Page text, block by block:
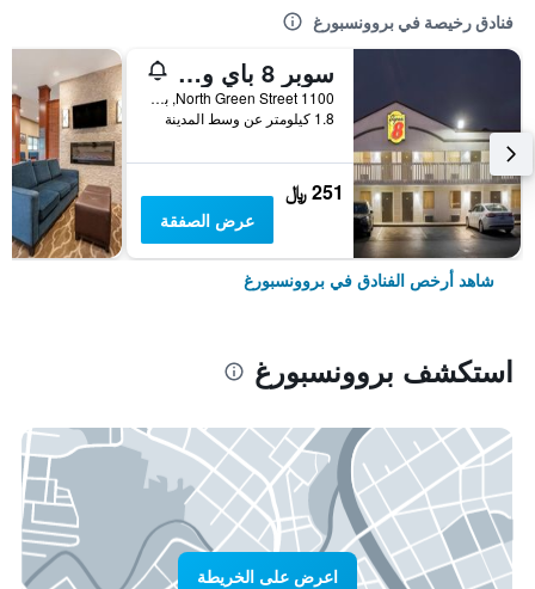
فنادق رخيصة في بروونسبورغ
سوبر 8 باي ويندام براونزبرغ
1100 North Green Street, بروونسبورغ, IN, الولايات المتحدة الأميريكية
1.8 كيلومتر عن وسط المدينة
251 ﷼
عرض الصفقة
شاهد أرخص الفنادق في بروونسبورغ
استكشف بروونسبورغ
اعرض على الخريطة